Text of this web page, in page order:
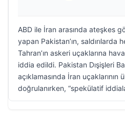
ABD ile İran arasında ateşkes
yapan Pakistan’ın, saldırılarda
Tahran’ın askeri uçaklarına
iddia edildi. Pakistan Dışişleri
açıklamasında İran
doğrulanırken, “spekülatif